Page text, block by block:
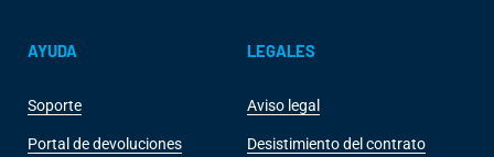
AYUDA
Soporte
Portal de devoluciones
LEGALES
Aviso legal
Desistimiento del contrato